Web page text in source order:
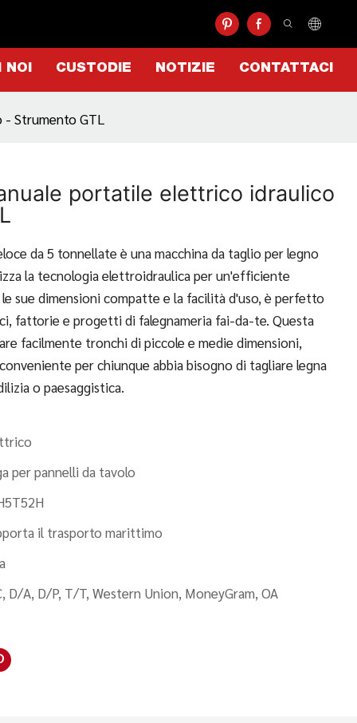
NOI CUSTODIE NOTIZIE CONTATTACI
- Strumento GTL
portatile elettrico idraulico
da 5 tonnellate è una macchina da taglio per legno
la tecnologia elettroidraulica per un'efficiente
sue dimensioni compatte e la facilità d'uso, è perfetto
fattorie e progetti di falegnameria fai-da-te. Questa
facilmente tronchi di piccole e medie dimensioni,
per chiunque abbia bisogno di tagliare legna
o paesaggistica.
per pannelli da tavolo
il trasporto marittimo
D/A, D/P, T/T, Western Union, MoneyGram, OA